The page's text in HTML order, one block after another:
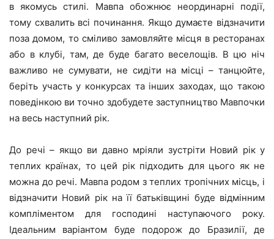
в якомусь стилі. Мавпа обожнює неординарні події,
тому схвалить всі починання. Якщо думаєте відзначити
поза домом, то сміливо замовляйте місця в ресторанах
або в клубі, там, де буде багато веселощів. В цю ніч
важливо не сумувати, не сидіти на місці – танцюйте,
беріть участь у конкурсах та інших заходах, що такою
поведінкою ви точно здобудете заступництво Мавпочки
на весь наступний рік.
До речі – якщо ви давно мріяли зустріти Новий рік у
теплих країнах, то цей рік підходить для цього як не
можна до речі. Мавпа родом з теплих тропічних місць, і
відзначити Новий рік на її батьківщині буде відмінним
компліментом для господині наступаючого року.
Ідеальним варіантом буде подорож до Бразилії, де